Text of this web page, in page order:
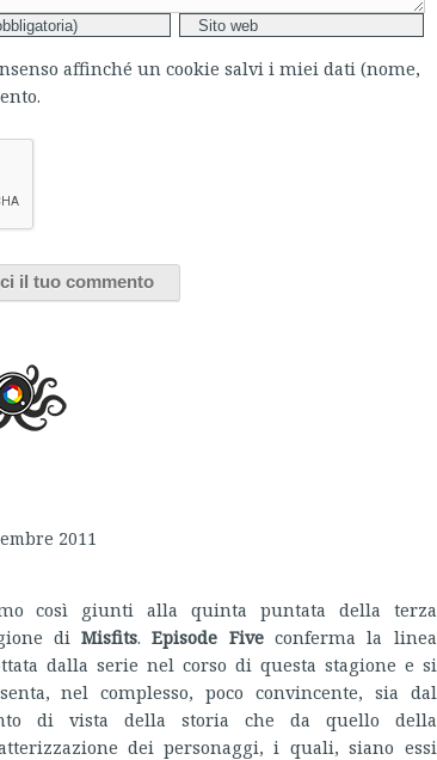
affinché un cookie salvi i miei dati (nome,
2011
così giunti alla quinta puntata della terza
di Misfits.Episode Fiveconferma la linea
dalla serie nel corso di questa stagione e si
nel complesso, poco convincente, sia dal
di vista della storia che da quello della
dei personaggi, i quali, siano essi